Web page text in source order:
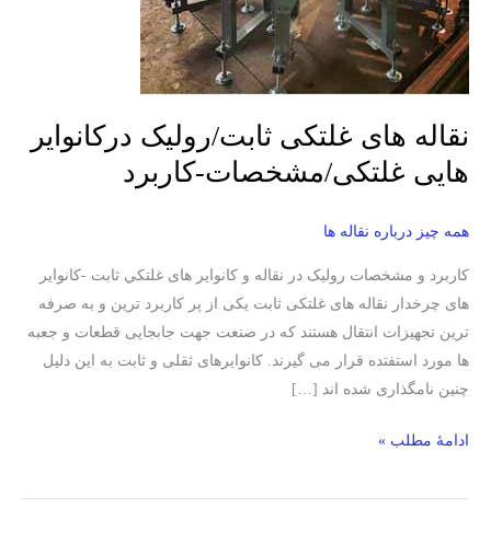
نقاله های غلتکی ثابت/رولیک درکانوایر
هایی غلتکی/مشخصات-کاربرد
همه چیز درباره نقاله ها
کاربرد و مشخصات رولیک در نقاله و کانوایر های غلتكي ثابت -کانوایر
های چرخدار نقاله های غلتکی ثابت یکی از پر کاربرد ترین و به صرفه
ترین تجهیزات انتقال هستند که در صنعت جهت جابجایی قطعات و جعبه
ها مورد استفتده قرار می گیرند. کانوایرهای ثقلی و ثابت به این دلیل
چنین نامگذاری شده اند […]
درکانوایر
هایی
غلتکی/
کاربرد
ادامۀ مطلب »